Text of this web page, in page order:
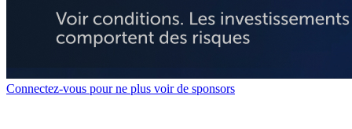
Connectez-vous pour ne plus voir de sponsors